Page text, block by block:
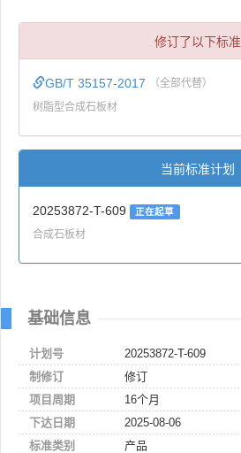
修订了以下标准
GB/T 35157-2017 （全部代替）
树脂型合成石板材
当前标准计划
20253872-T-609 正在起草
合成石板材
基础信息
计划号
20253872-T-609
制修订
修订
项目周期
16个月
下达日期
2025-08-06
标准类别
产品